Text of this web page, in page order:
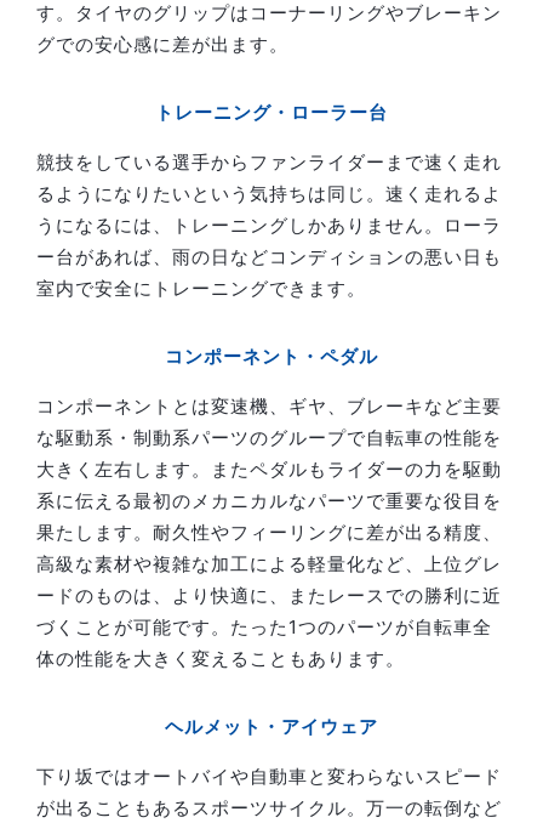
す。タイヤのグリップはコーナーリングやブレーキン
グでの安心感に差が出ます。
トレーニング・ローラー台
競技をしている選手からファンライダーまで速く走れ
るようになりたいという気持ちは同じ。速く走れるよ
うになるには、トレーニングしかありません。ローラ
ー台があれば、雨の日などコンディションの悪い日も
室内で安全にトレーニングできます。
コンポーネント・ペダル
コンポーネントとは変速機、ギヤ、ブレーキなど主要
な駆動系・制動系パーツのグループで自転車の性能を
大きく左右します。またペダルもライダーの力を駆動
系に伝える最初のメカニカルなパーツで重要な役目を
果たします。耐久性やフィーリングに差が出る精度、
高級な素材や複雑な加工による軽量化など、上位グレ
ードのものは、より快適に、またレースでの勝利に近
づくことが可能です。たった1つのパーツが自転車全
体の性能を大きく変えることもあります。
ヘルメット・アイウェア
下り坂ではオートバイや自動車と変わらないスピード
が出ることもあるスポーツサイクル。万一の転倒など